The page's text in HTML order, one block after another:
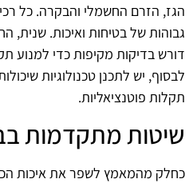
הגז, הזרם החשמלי והבקרה. כל
גבוהות של בטיחות ואיכות. שנית,
דורש בדיקות מקיפות כדי למנוע
לבסוף, יש לתכנן טכנולוגיות
תקלות פוטנציאליות.
שיטות מתקדמות
כחלק מהמאמץ לשפר את איכות